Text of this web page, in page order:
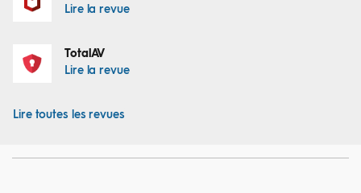
Lire la revue
TotalAV
Lire la revue
Lire toutes les revues